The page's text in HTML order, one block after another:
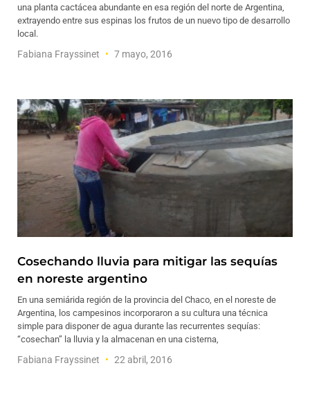
una planta cactácea abundante en esa región del norte de Argentina,
extrayendo entre sus espinas los frutos de un nuevo tipo de desarrollo
local.
Fabiana Frayssinet 7 mayo, 2016
Cosechando lluvia para mitigar las sequías
en noreste argentino
En una semiárida región de la provincia del Chaco, en el noreste de
Argentina, los campesinos incorporaron a su cultura una técnica
simple para disponer de agua durante las recurrentes sequías:
“cosechan” la lluvia y la almacenan en una cisterna,
Fabiana Frayssinet 22 abril, 2016